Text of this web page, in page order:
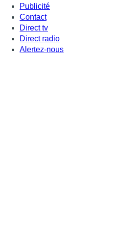
Publicité
Contact
Direct tv
Direct radio
Alertez-nous